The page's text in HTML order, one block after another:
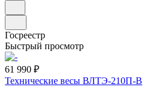
Госреестр
Быстрый просмотр
61 990 ₽
Технические весы ВЛТЭ-210П-В